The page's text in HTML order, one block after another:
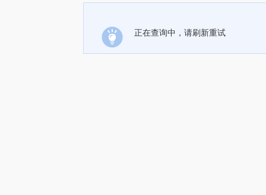
正在查询中，请刷新重试